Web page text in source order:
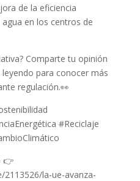
de la eficiencia
en los centros de
Comparte tu opinión
para conocer más
regulación.👀
#Reciclaje
👉
la-ue-avanza-